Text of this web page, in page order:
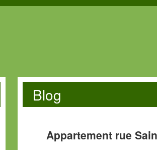
Blog
Appartement rue